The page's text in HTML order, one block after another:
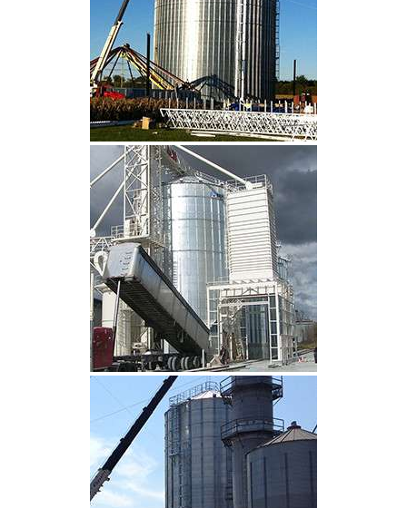
CLIQUEZ POUR AGRANDIR
CLIQUEZ POUR AGRANDIR